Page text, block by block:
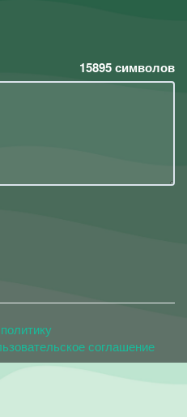
15895символов
политику
соглашение